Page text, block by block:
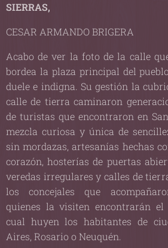
SIERRAS,
CESAR ARMANDO BRIGERA
Acabo de ver la foto de la calle
bordea la plaza principal del
duele e indigna. Su gestión la
calle de tierra caminaron
de turistas que encontraron en
mezcla curiosa y única de
sin mordazas, artesanías hechas
corazón, hosterías de puertas
veredas irregulares y calles de
los concejales que
quienes la visiten encontrarán el
cual huyen los habitantes de
Aires, Rosario o Neuquén.